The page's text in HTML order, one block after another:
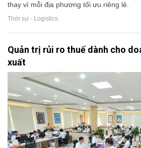
thay vì mỗi địa phương tối ưu riêng lẻ.
Thời sự - Logistics
Quản trị rủi ro thuế dành cho
xuất